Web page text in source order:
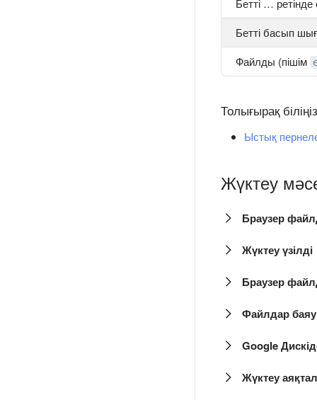
Бетті басып
Файлды (пішім
Толығырақ біліңіз
Ыстық
Жүктеу
Браузер
Жүктеу үзілді
Браузер
Файлдар баяу
Google
Жүктеу